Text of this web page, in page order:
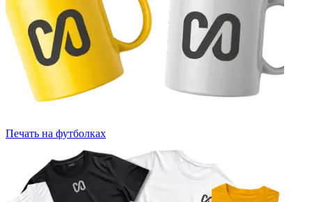
Печать на футболках